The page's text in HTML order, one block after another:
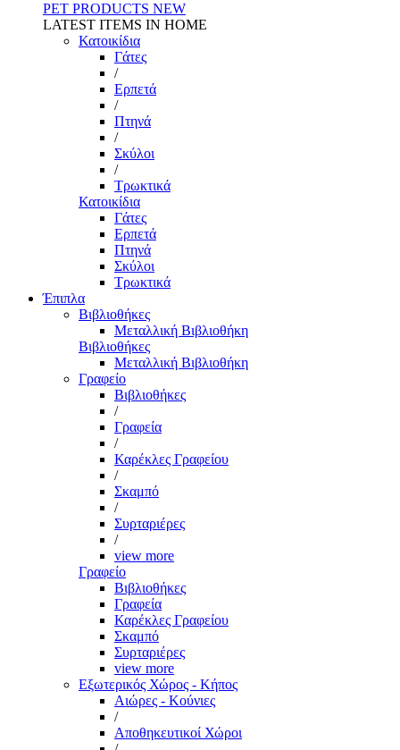
PET PRODUCTS NEW
LATEST ITEMS IN HOME
Κατοικίδια
Γάτες
/
Ερπετά
/
Πτηνά
/
Σκύλοι
/
Τρωκτικά
Κατοικίδια
Γάτες
Ερπετά
Πτηνά
Σκύλοι
Τρωκτικά
Έπιπλα
Βιβλιοθήκες
Μεταλλική Βιβλιοθήκη
Βιβλιοθήκες
Μεταλλική Βιβλιοθήκη
Γραφείο
Βιβλιοθήκες
/
Γραφεία
/
Καρέκλες Γραφείου
/
Σκαμπό
/
Συρταριέρες
/
view more
Γραφείο
Βιβλιοθήκες
Γραφεία
Καρέκλες Γραφείου
Σκαμπό
Συρταριέρες
view more
Εξωτερικός Χώρος - Κήπος
Αιώρες - Κούνιες
/
Αποθηκευτικοί Χώροι